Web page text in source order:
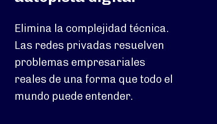
Elimina la complejidad técnica.
Las redes privadas resuelven
problemas empresariales
reales de una forma que todo el
mundo puede entender.